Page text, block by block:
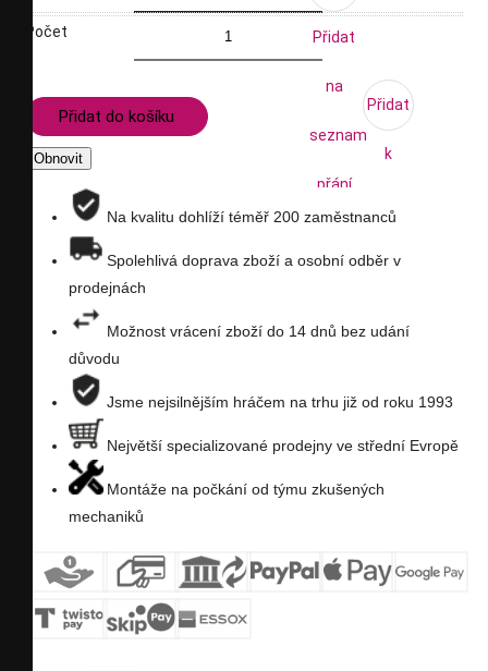
Počet
Přidat do košíku
Přidat
na
seznam
přání
Přidat
k
Na kvalitu dohlíží téměř 200 zaměstnanců
Spolehlivá doprava zboží a osobní odběr v
prodejnách
Možnost vrácení zboží do 14 dnů bez udání
důvodu
Jsme nejsilnějším hráčem na trhu již od roku 1993
Největší specializované prodejny ve střední Evropě
Montáže na počkání od týmu zkušených
mechaniků